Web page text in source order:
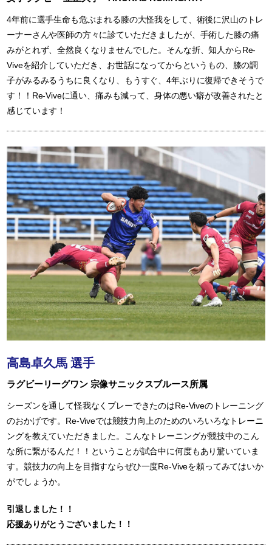
4年前に選手生命も危ぶまれる膝の大怪我をして、術後に沢山のトレ
ーナーさんや医師の方々に診ていただきましたが、手術した膝の痛
みがとれず、全然良くなりませんでした。そんな折、知人からRe-
Viveを紹介していただき、お世話になってからというもの、膝の調
子がみるみるうちに良くなり、もうすぐ、4年ぶりに復帰できそうで
す！！Re-Viveに通い、痛みも減って、身体の悪い癖が改善されたと
感じています！
高島卓久馬 選手
ラグビーリーグワン 宗像サニックスブルース所属
シーズンを通して怪我なくプレーできたのはRe-Viveのトレーニング
のおかげです。Re-Viveでは競技力向上のためのいろいろなトレーニ
ングを教えていただきました。こんなトレーニングが競技中のこん
な所に繋がるんだ！！ということが試合中に何度もあり驚いていま
す。競技力の向上を目指すならぜひ一度Re-Viveを頼ってみてはいか
がでしょうか。
引退しました！！
応援ありがとうございました！！